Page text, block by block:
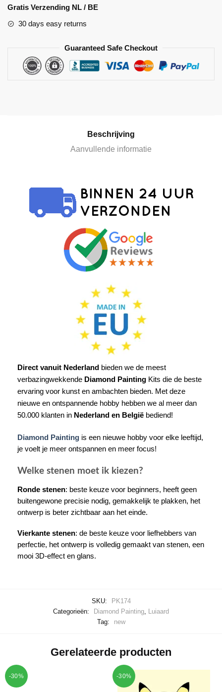
l
e
Gratis Verzending NL / BE
30 days easy returns
Guaranteed Safe Checkout
Beschrijving
Aanvullende informatie
Direct vanuit Nederland bieden we de meest
verbazingwekkende Diamond Painting Kits die de beste
ervaring voor kunst en ambachten bieden. Met deze
nieuwe en ontspannende hobby hebben we al meer dan
50.000 klanten in Nederland en België bediend!
Diamond Painting is een nieuwe hobby voor elke leeftijd,
je voelt je meer ontspannen en meer focus!
Welke stenen moet ik kiezen?
Ronde stenen: beste keuze voor beginners, heeft geen
buitengewone precisie nodig, gemakkelijk te plakken, het
ontwerp is beter zichtbaar aan het einde.
Vierkante stenen: de beste keuze voor liefhebbers van
perfectie, het ontwerp is volledig gemaakt van stenen, een
mooi 3D-effect en glans.
SKU:
PK174
Categorieën:
Diamond Painting Luiaard
Tag:
new
Gerelateerde producten
-30% -30%